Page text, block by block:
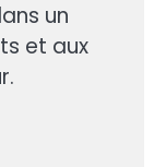
un
et aux